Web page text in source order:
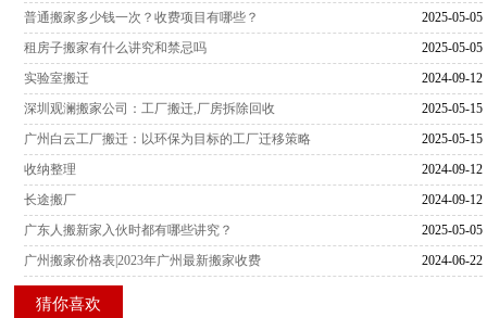
2025-05-05
普通搬家多少钱一次？收费项目有哪些？
2025-05-05
租房子搬家有什么讲究和禁忌吗
2024-09-12
实验室搬迁
2025-05-15
深圳观澜搬家公司：工厂搬迁,厂房拆除回收
2025-05-15
广州白云工厂搬迁：以环保为目标的工厂迁移策略
2024-09-12
收纳整理
2024-09-12
长途搬厂
2025-05-05
广东人搬新家入伙时都有哪些讲究？
2024-06-22
广州搬家价格表|2023年广州最新搬家收费
猜你喜欢